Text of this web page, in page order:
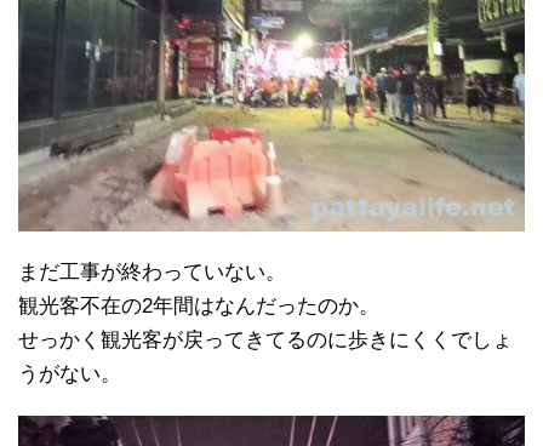
まだ工事が終わっていない。
観光客不在の2年間はなんだったのか。
せっかく観光客が戻ってきてるのに歩きにくくでしょ
うがない。